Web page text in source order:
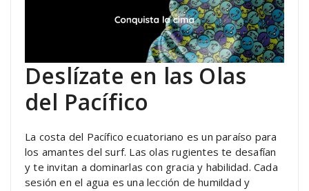
Deslízate en las Olas
del Pacífico
La costa del Pacífico ecuatoriano es un paraíso para
los amantes del surf. Las olas rugientes te desafían
y te invitan a dominarlas con gracia y habilidad. Cada
sesión en el agua es una lección de humildad y